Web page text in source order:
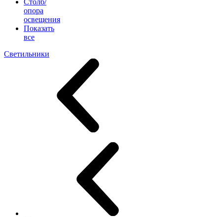
Столб/
опора
освещения
Показать
все
Светильники